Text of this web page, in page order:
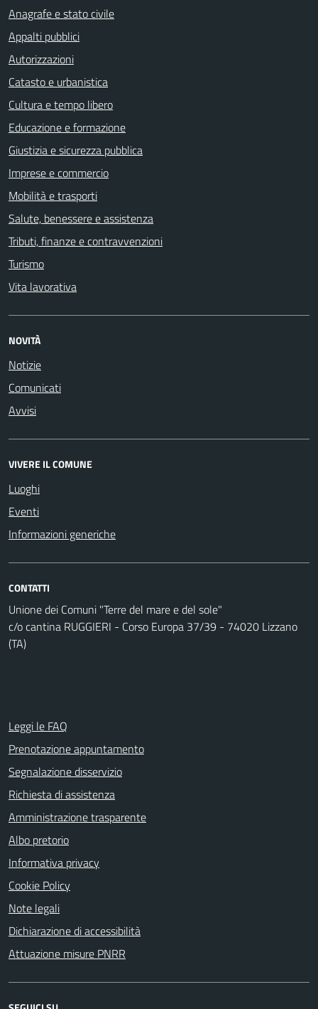
Anagrafe e stato civile
Appalti pubblici
Autorizzazioni
Catasto e urbanistica
Cultura e tempo libero
Educazione e formazione
Giustizia e sicurezza pubblica
Imprese e commercio
Mobilità e trasporti
Salute, benessere e assistenza
Tributi, finanze e contravvenzioni
Turismo
Vita lavorativa
NOVITÀ
Notizie
Comunicati
Avvisi
VIVERE IL COMUNE
Luoghi
Eventi
Informazioni generiche
CONTATTI
Unione dei Comuni "Terre del mare e del sole"
c/o cantina RUGGIERI - Corso Europa 37/39 - 74020 Lizzano
(TA)
Leggi le FAQ
Prenotazione appuntamento
Segnalazione disservizio
Richiesta di assistenza
Amministrazione trasparente
Albo pretorio
Informativa privacy
Cookie Policy
Note legali
Dichiarazione di accessibilità
Attuazione misure PNRR